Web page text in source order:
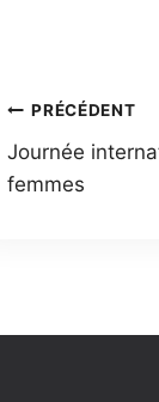
de
PRÉCÉDENT
Journée
femmes